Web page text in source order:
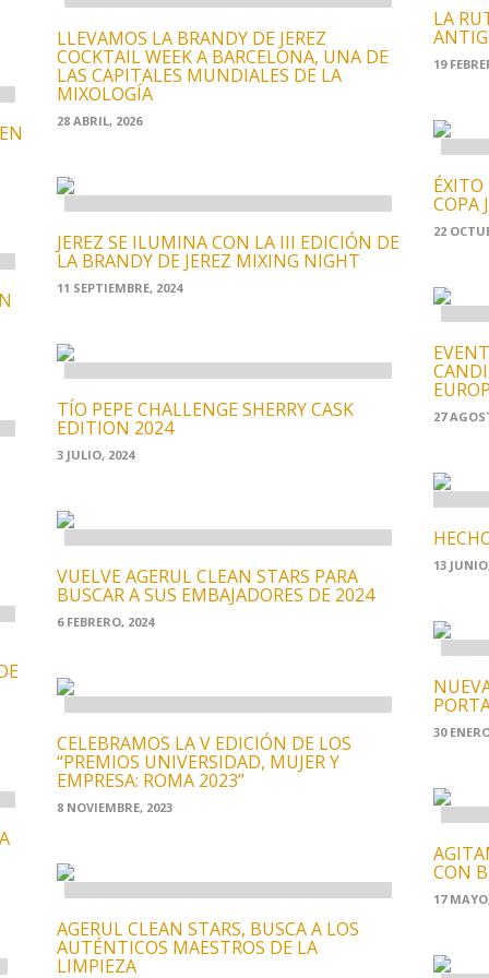
LLEVAMOS LA BRANDY DE JEREZ
COCKTAIL WEEK A BARCELONA, UNA DE
LAS CAPITALES MUNDIALES DE LA
MIXOLOGÍA
28 ABRIL, 2026
LA
19
COPA
22
JEREZ SE ILUMINA CON LA III EDICIÓN DE
LA BRANDY DE JEREZ MIXING NIGHT
11 SEPTIEMBRE, 2024
27
TÍO PEPE CHALLENGE SHERRY CASK
EDITION 2024
3 JULIO, 2024
13
VUELVE AGERUL CLEAN STARS PARA
BUSCAR A SUS EMBAJADORES DE 2024
6 FEBRERO, 2024
30
CELEBRAMOS LA V EDICIÓN DE LOS
“PREMIOS UNIVERSIDAD, MUJER Y
EMPRESA: ROMA 2023”
8 NOVIEMBRE, 2023
CON
17
AGERUL CLEAN STARS, BUSCA A LOS
AUTÉNTICOS MAESTROS DE LA
LIMPIEZA